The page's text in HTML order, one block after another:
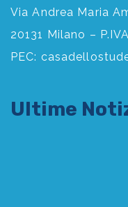
Via Andrea Maria
20131 Milano –
PEC:
Ultime